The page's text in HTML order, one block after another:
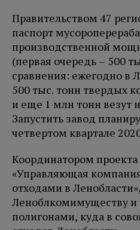
Правительством 47
паспорт
производственной
(первая очередь – 500
сравнения: ежегодно в
500 тыс. тонн твердых
и еще 1 млн тонн везут
Запустить завод
четвертом квартале
Координатором
«Управляющая
отходами в
Леноблкомимуществу
полигонами, куда в